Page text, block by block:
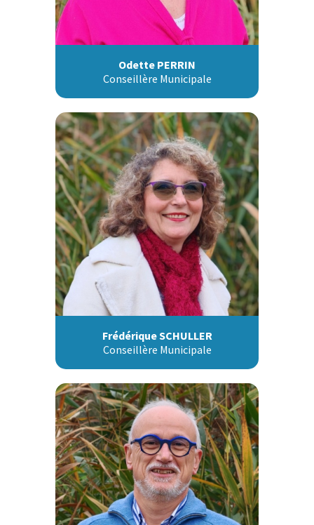
Odette PERRIN
Conseillère Municipale
Frédérique SCHULLER
Conseillère Municipale